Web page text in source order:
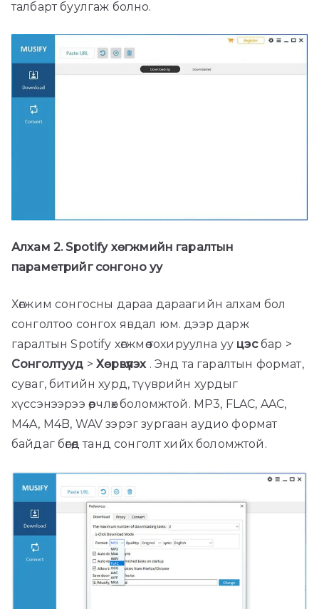
талбарт буулгаж болно.
Алхам 2. Spotify хөгжмийн гаралтын
параметрийг сонгоно уу
Хөгжим сонгосны дараа дараагийн алхам бол
сонголтоо сонгох явдал юм. дээр дарж
гаралтын Spotify хөгжмөө тохируулна уу цэсбар >
Сонголтууд >Хөрвүүлэх . Энд та гаралтын формат,
суваг, битийн хурд, түүврийн хурдыг
хүссэнээрээ өөрчлөх боломжтой. MP3, FLAC, AAC,
M4A, M4B, WAV зэрэг зургаан аудио формат
байдаг бөгөөд танд сонголт хийх боломжтой.